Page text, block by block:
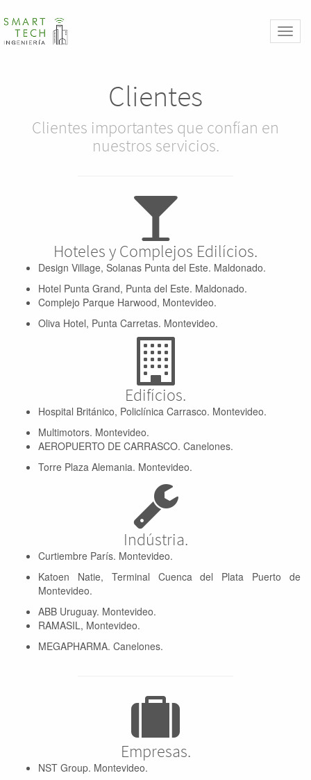
Clientes
Clientes importantes que confían en
nuestros servicios.
Hoteles y Complejos Edilícios.
Design Village, Solanas Punta del Este. Maldonado.
Hotel Punta Grand, Punta del Este. Maldonado.
Complejo Parque Harwood, Montevideo.
Oliva Hotel, Punta Carretas. Montevideo.
Edifícios.
Hospital Británico, Policlínica Carrasco. Montevideo.
Multimotors. Montevideo.
AEROPUERTO DE CARRASCO. Canelones.
Torre Plaza Alemania. Montevideo.
Indústria.
Curtiembre París. Montevideo.
Katoen Natie, Terminal Cuenca del Plata Puerto de
Montevideo.
ABB Uruguay. Montevideo.
RAMASIL, Montevideo.
MEGAPHARMA. Canelones.
Empresas.
NST Group. Montevideo.